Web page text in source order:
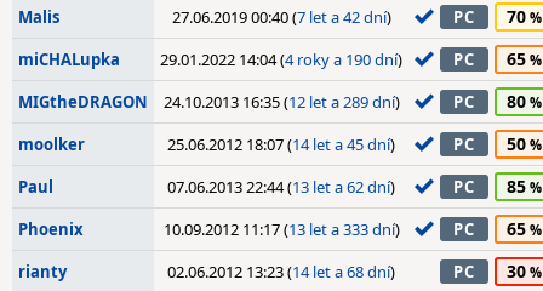
Malis 27.06.2019 00:40 (7 let a 42 dní) PC 70
miCHALupka 29.01.2022 14:04 (4 roky a 190 dní) PC 65
MIGtheDRAGON 24.10.2013 16:35 (12 let a 289 dní) PC 80
moolker 25.06.2012 18:07 (14 let a 45 dní) PC 50
Paul 07.06.2013 22:44 (13 let a 62 dní) PC 85
Phoenix 10.09.2012 11:17 (13 let a 333 dní) PC 65
rianty 02.06.2012 13:23 (14 let a 68 dní) PC 30